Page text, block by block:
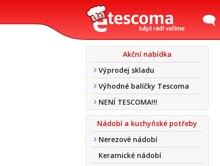
Akční nabídka
Výprodej skladu
Výhodné balíčky Tescoma
NENÍ TESCOMA!!!
Nádobí a kuchyňské potřeby
Nerezové nádobí
Keramické nádobí